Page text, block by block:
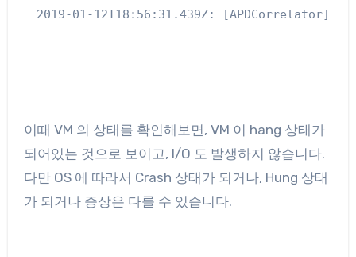
2019-01-12T18:56:31.439Z:
이때 VM 의 상태를 확인해보면, VM 이 hang 상태가
되어있는 것으로 보이고, I/O 도 발생하지 않습니다.
다만 OS 에 따라서 Crash 상태가 되거나, Hung 상태
가 되거나 증상은 다를 수 있습니다.